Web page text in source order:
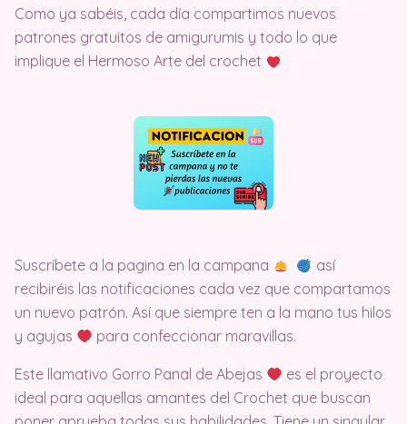
Como ya sabéis, cada día compartimos nuevos
patrones gratuitos de amigurumis y todo lo que
implique el Hermoso Arte del crochet
Suscríbete a la pagina en la campana
así
recibiréis las notificaciones cada vez que compartamos
un nuevo patrón. Así que siempre ten a la mano tus hilos
y agujas
para confeccionar maravillas.
Este llamativo Gorro Panal de Abejas
es el proyecto
ideal para aquellas amantes del Crochet que buscan